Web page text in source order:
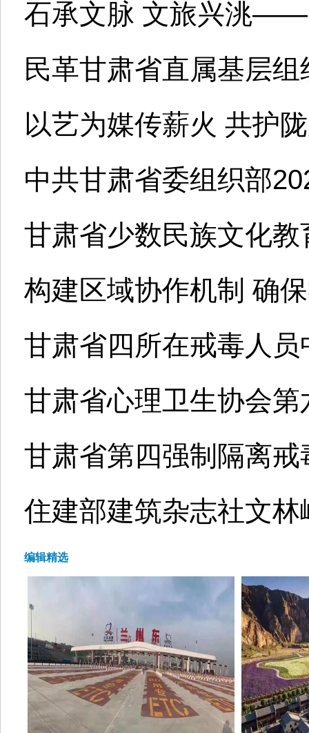
石承文脉 文旅兴洮
民革甘肃省直属基层
以艺为媒传薪火 共护
中共甘肃省委组织部
甘肃省少数民族文化
构建区域协作机制 确
甘肃省四所在戒毒人
甘肃省心理卫生协会
甘肃省第四强制隔离
住建部建筑杂志社文
编辑精选